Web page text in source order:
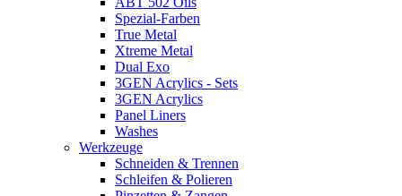
Spezial-Farben
True Metal
Xtreme Metal
Dual Exo
3GEN Acrylics - Sets
3GEN Acrylics
Panel Liners
Washes
Werkzeuge
Schneiden & Trennen
Schleifen & Polieren